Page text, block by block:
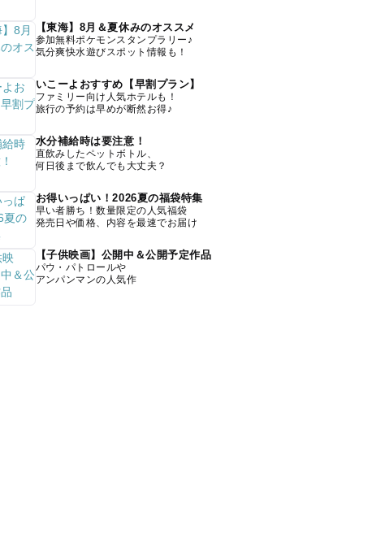
【東海】8月＆夏休みのオススメ
参加無料ポケモンスタンプラリー♪
気分爽快水遊びスポット情報も！
いこーよおすすめ【早割プラン】
ファミリー向け人気ホテルも！
旅行の予約は早めが断然お得♪
水分補給時は要注意！
直飲みしたペットボトル、
何日後まで飲んでも大丈夫？
お得いっぱい！2026夏の福袋特集
早い者勝ち！数量限定の人気福袋
発売日や価格、内容を最速でお届け
【子供映画】公開中＆公開予定作品
パウ・パトロールや
アンパンマンの人気作